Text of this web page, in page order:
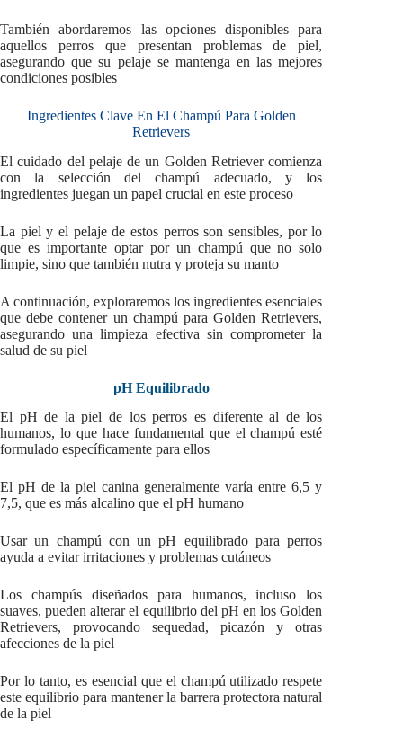
También abordaremos las opciones disponibles para
aquellos perros que presentan problemas de piel,
asegurando que su pelaje se mantenga en las mejores
condiciones posibles
Ingredientes Clave En El Champú Para Golden
Retrievers
El cuidado del pelaje de un Golden Retriever comienza
con la selección del champú adecuado, y los
ingredientes juegan un papel crucial en este proceso
La piel y el pelaje de estos perros son sensibles, por lo
que es importante optar por un champú que no solo
limpie, sino que también nutra y proteja su manto
A continuación, exploraremos los ingredientes esenciales
que debe contener un champú para Golden Retrievers,
asegurando una limpieza efectiva sin comprometer la
salud de su piel
pH Equilibrado
El pH de la piel de los perros es diferente al de los
humanos, lo que hace fundamental que el champú esté
formulado específicamente para ellos
El pH de la piel canina generalmente varía entre 6,5 y
7,5, que es más alcalino que el pH humano
Usar un champú con un pH equilibrado para perros
ayuda a evitar irritaciones y problemas cutáneos
Los champús diseñados para humanos, incluso los
suaves, pueden alterar el equilibrio del pH en los Golden
Retrievers, provocando sequedad, picazón y otras
afecciones de la piel
Por lo tanto, es esencial que el champú utilizado respete
este equilibrio para mantener la barrera protectora natural
de la piel